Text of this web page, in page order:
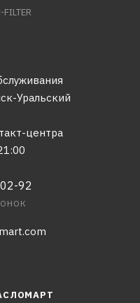
Уральский
центра
92